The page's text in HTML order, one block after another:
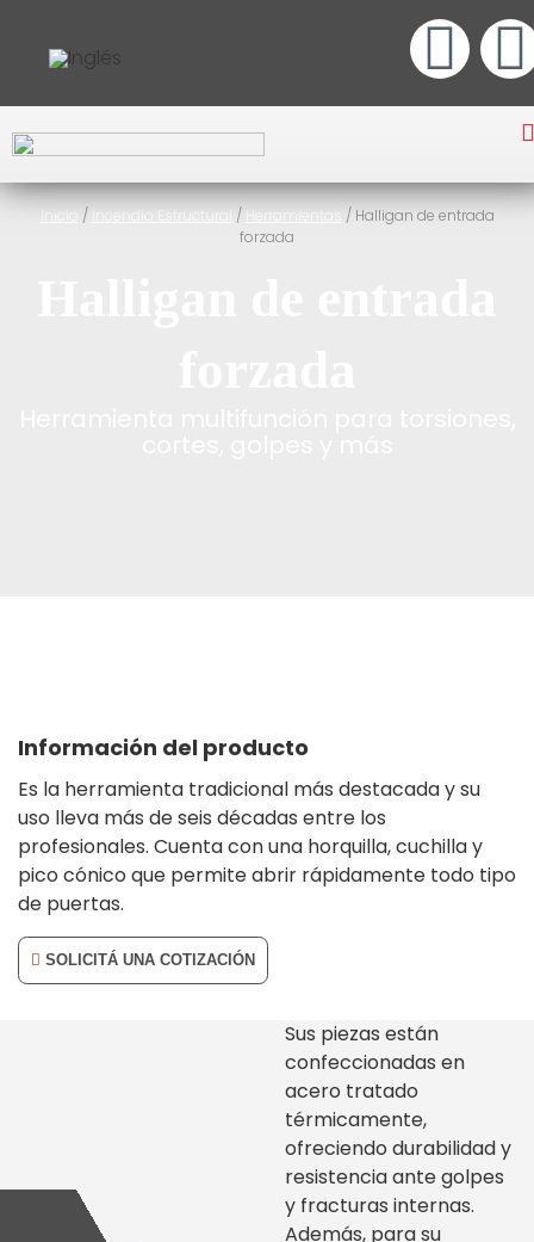
Inicio / Incendio Estructural / Herramientas / Halligan de entrada
forzada
Información del producto
Es la herramienta tradicional más destacada y su
uso lleva más de seis décadas entre los
profesionales. Cuenta con una horquilla, cuchilla y
pico cónico que permite abrir rápidamente todo tipo
de puertas.
SOLICITÁ UNA COTIZACIÓN
Sus piezas están
confeccionadas en
acero tratado
térmicamente,
ofreciendo durabilidad y
resistencia ante golpes
y fracturas internas.
Además, para su